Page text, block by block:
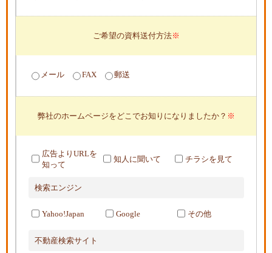
ご希望の資料送付方法
メール FAX 郵送
弊社のホームページをどこでお知りになりましたか？
広告よりURLを
知って
知人に聞いて チラシを見て
検索エンジン
Yahoo!Japan Google その他
不動産検索サイト